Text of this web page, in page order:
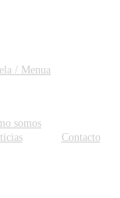
/ Menua
somos
Contacto